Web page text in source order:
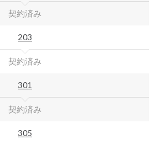
契約済み
203
契約済み
301
契約済み
305